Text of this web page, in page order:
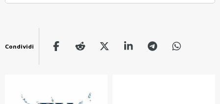
Condividi